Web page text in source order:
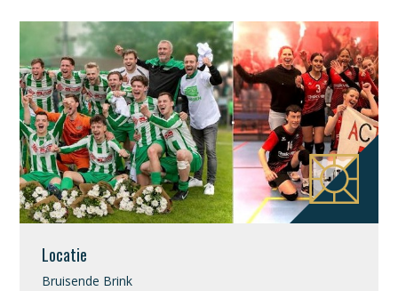
Locatie
Bruisende Brink